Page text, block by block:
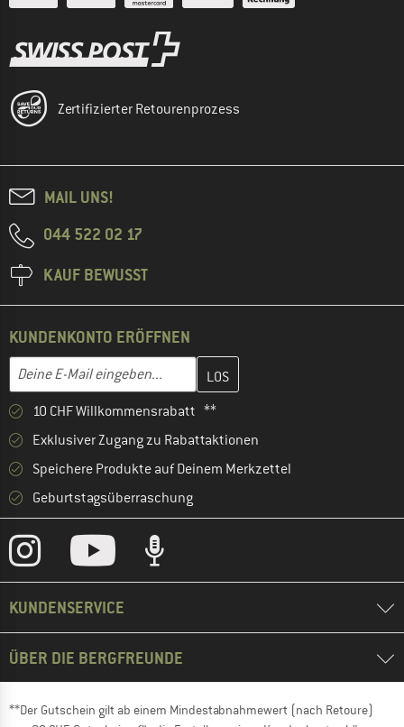
Zertifizierter Retourenprozess
MAIL UNS!
044 522 02 17
KAUF BEWUSST
KUNDENKONTO ERÖFFNEN
E-Mail-Adresse
Gib hier deine E-Mail-Adresse ein und erstelle im nächsten
10 CHF Willkommensrabatt **
Exklusiver Zugang zu Rabattaktionen
Speichere Produkte auf Deinem Merkzettel
Geburtstagsüberraschung
KUNDENSERVICE
ÜBER DIE BERGFREUNDE
**Der Gutschein gilt ab einem Mindestabnahmewert (nach Retoure)